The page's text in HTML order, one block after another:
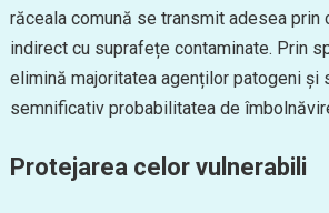
răceala comună se transmit adesea prin
indirect cu suprafețe contaminate. Prin
elimină majoritatea agenților patogeni și
semnificativ probabilitatea de
Protejarea celor vulnerabili